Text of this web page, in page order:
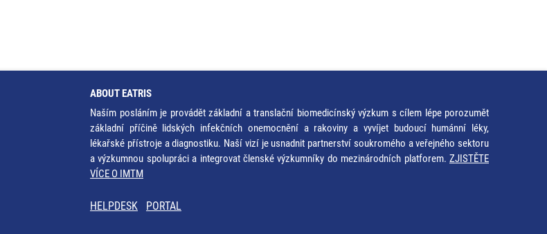
ABOUT EATRIS
Naším posláním je provádět základní a translační biomedicínský výzkum s cílem lépe porozumět
základní příčině lidských infekčních onemocnění a rakoviny a vyvíjet budoucí humánní léky,
lékařské přístroje a diagnostiku. Naší vizí je usnadnit partnerství soukromého a veřejného sektoru
a výzkumnou spolupráci a integrovat členské výzkumníky do mezinárodních platforem. ZJISTĚTE
VÍCE O IMTM
HELPDESK PORTAL